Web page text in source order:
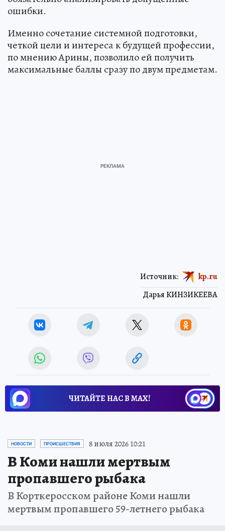
ошибки.
Именно сочетание системной подготовки,
четкой цели и интереса к будущей профессии,
по мнению Арины, позволило ей получить
максимальные баллы сразу по двум предметам.
Дарья КИНЗИКЕЕВА
Источник: kp.ru
ЧИТАЙТЕ НАС В МАХ!
НОВОСТИ ПРОИСШЕСТВИЯ 8 июля 2026 10:21
В Коми нашли мертвым
пропавшего рыбака
В Корткеросском районе Коми нашли
мертвым пропавшего 59-летнего рыбака